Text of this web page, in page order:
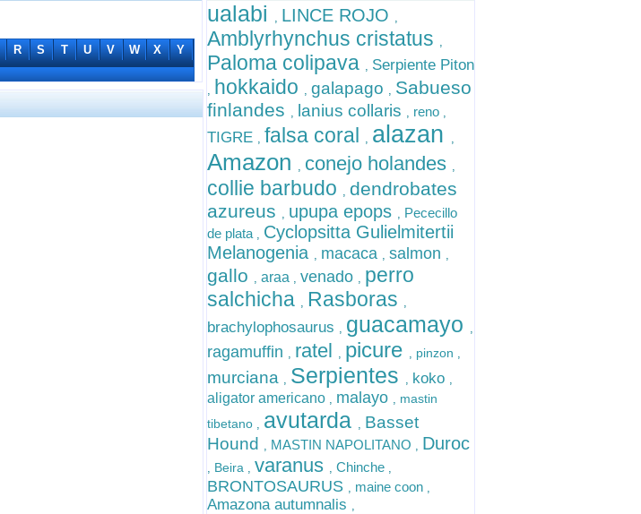
R S T U V W X
Y
ualabi , LINCE ROJO ,
Amblyrhynchus cristatus ,
Paloma colipava , Serpiente Piton
, hokkaido , galapago , Sabueso
finlandes , lanius collaris , reno ,
TIGRE , falsa coral , alazan ,
Amazon , conejo holandes ,
collie barbudo , dendrobates
azureus , upupa epops , Pececillo
de plata , Cyclopsitta Gulielmitertii
Melanogenia , macaca , salmon ,
gallo , araa , venado , perro
salchicha , Rasboras ,
brachylophosaurus , guacamayo ,
ragamuffin , ratel , picure , pinzon ,
murciana , Serpientes , koko ,
aligator americano , malayo , mastin
tibetano , avutarda , Basset
Hound , MASTIN NAPOLITANO , Duroc
, Beira , varanus , Chinche ,
BRONTOSAURUS , maine coon ,
Amazona autumnalis ,